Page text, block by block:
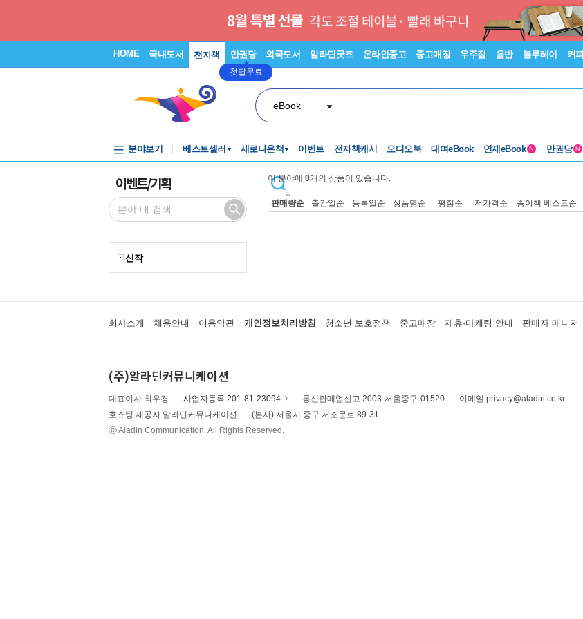
HOME 국내도서 전자책 만권당
첫달무료
외국도서 알라딘굿즈 온라인중고 중고매장 우주점 음반 블루레이 커피
eBook
분야보기 베스트셀러 새로나온책 이벤트 전자책캐시 오디오북 대여eBook 연재eBook N 만권당 N
이벤트/기획
신작
이 분야에 0개의 상품이 있습니다.
판매량순 출간일순 등록일순 상품명순 평점순 저가격순 종이책 베스트순
회사소개 채용안내 이용약관 개인정보처리방침 청소년 보호정책 중고매장 제휴·마케팅 안내 판매자 매니저
(주)알라딘커뮤니케이션
대표이사 최우경 사업자등록 201-81-23094 통신판매업신고 2003-서울중구-01520
이메일 privacy@aladin.co.kr
호스팅 제공자 알라딘커뮤니케이션
(본사) 서울시 중구 서소문로 89-31
ⓒ Aladin Communication. All Rights Reserved.